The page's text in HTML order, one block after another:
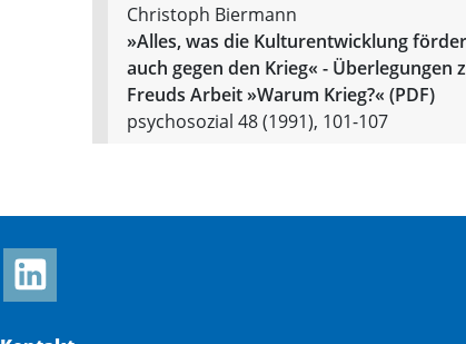
Christoph Biermann
»Alles, was die Kulturentwicklung
auch gegen den Krieg« - Überlegungen
Freuds Arbeit »Warum Krieg?« (PDF)
psychosozial 48 (1991), 101-107